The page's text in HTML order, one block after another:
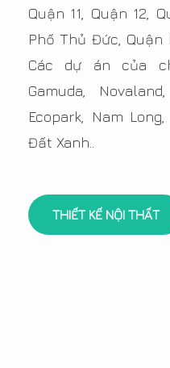
Quận 11, Quận 12,
Phố Thủ Đức, Quận
Các dự án của
Gamuda,
Ecopark, Nam
Đất Xanh..
THIẾT KẾ NỘI THẤT